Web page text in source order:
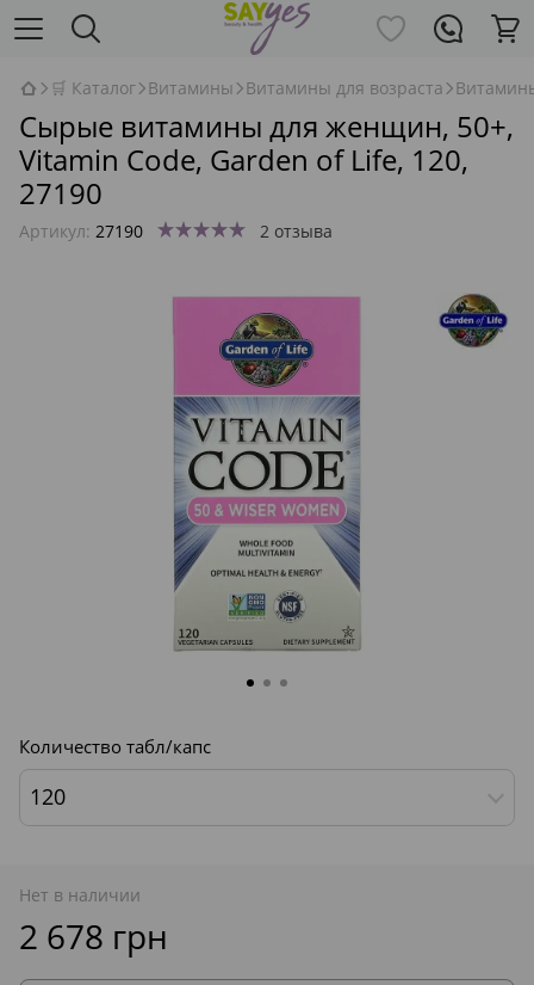
🛒 Каталог Витамины Витамины для возраста
Сырые витамины для женщин, 50+,
Vitamin Code, Garden of Life, 120,
27190
Артикул: 27190 2 отзыва
Количество табл/капс
120
Нет в наличии
2 678 грн